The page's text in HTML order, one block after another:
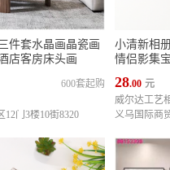
件套水晶画晶瓷画
店客房床头画
600套起购
门3楼10街8320
小清新相
情侣影集
28.00 元
威尔达工艺
义乌国际商